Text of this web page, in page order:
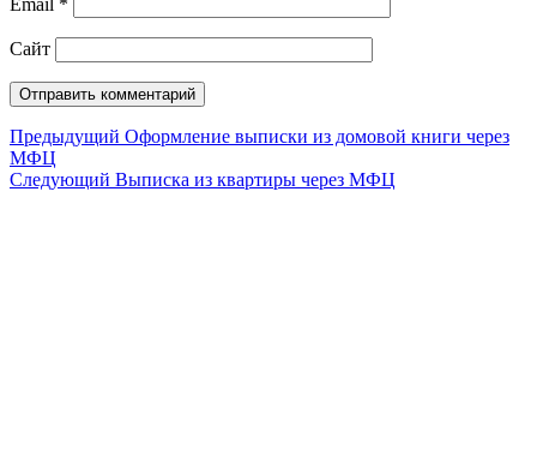
Email *
Сайт
Навигация
по
Предыдущий Предыдущий
Оформление выписки из домовой книги через
МФЦ
Следующий Следующий
Выписка из квартиры через МФЦ